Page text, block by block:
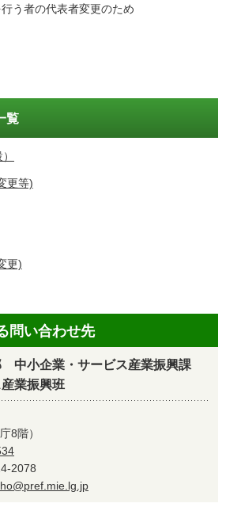
者の代表者変更のため
覧
更等)
更)
問い合わせ先
中小企業・サービス産業振興課
業振興班
8階）
2078